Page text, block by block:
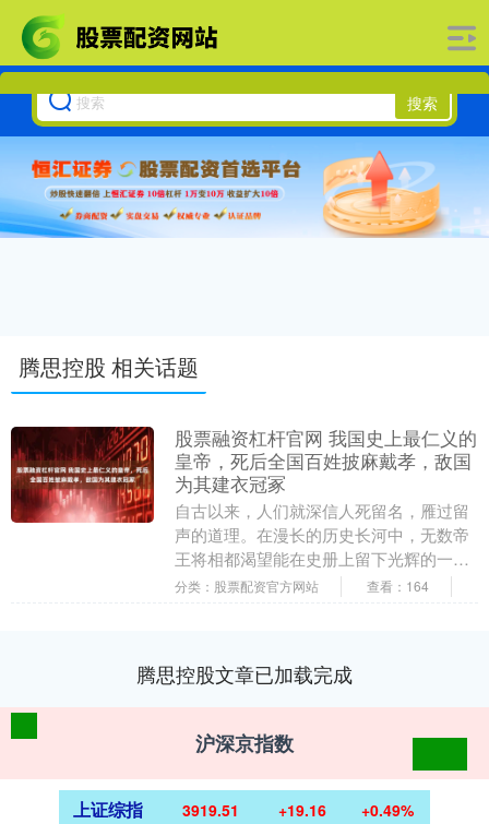
搜索
腾思控股 相关话题
股票融资杠杆官网 我国史上最仁义的
皇帝，死后全国百姓披麻戴孝，敌国
为其建衣冠冢
自古以来，人们就深信人死留名，雁过留
声的道理。在漫长的历史长河中，无数帝
王将相都渴望能在史册上留下光辉的一
笔，获得后世子孙的敬仰与传颂。以清朝
分类：股票配资官方网站 查看：164
腾思控股文章已加载完成
沪深京指数
上证综指 3919.51 +19.16 +0.49%